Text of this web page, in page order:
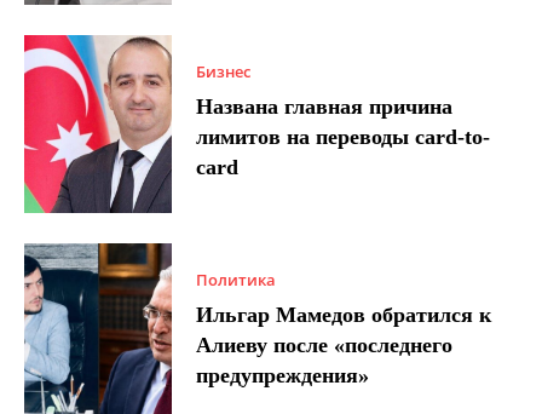
Бизнес
Названа главная причина
лимитов на переводы card-to-
card
Политика
Ильгар Мамедов обратился к
Алиеву после «последнего
предупреждения»